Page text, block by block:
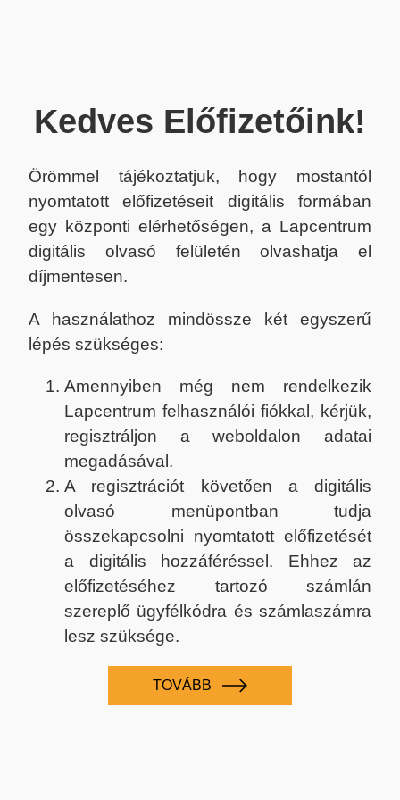
Kedves Előfizetőink!
Örömmel tájékoztatjuk, hogy mostantól
nyomtatott előfizetéseit digitális formában
egy központi elérhetőségen, a Lapcentrum
digitális olvasó felületén olvashatja el
díjmentesen.
A használathoz mindössze két egyszerű
lépés szükséges:
Amennyiben még nem rendelkezik
Lapcentrum felhasználói fiókkal, kérjük,
regisztráljon a weboldalon adatai
megadásával.
A regisztrációt követően a digitális
olvasó menüpontban tudja
összekapcsolni nyomtatott előfizetését
a digitális hozzáféréssel. Ehhez az
előfizetéséhez tartozó számlán
szereplő ügyfélkódra és számlaszámra
lesz szüksége.
TOVÁBB